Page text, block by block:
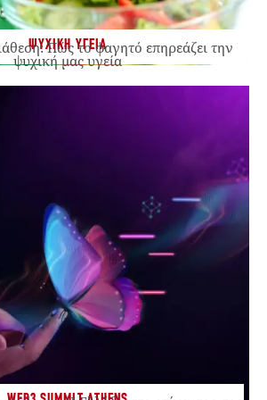
ΨΥΧΙΚΗ ΥΓΕΙΑ
Πώς το φαγητό επηρεάζει την
ψυχική μας υγεία